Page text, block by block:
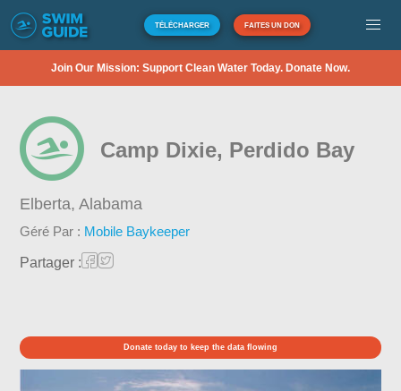
TÉLÉCHARGER FAITES UN DON
Join Our Mission: Support Clean Water Today. Donate Now.
Camp Dixie, Perdido Bay
Elberta,Alabama
Géré Par : Mobile Baykeeper
Partager :
Donate today to keep the data flowing